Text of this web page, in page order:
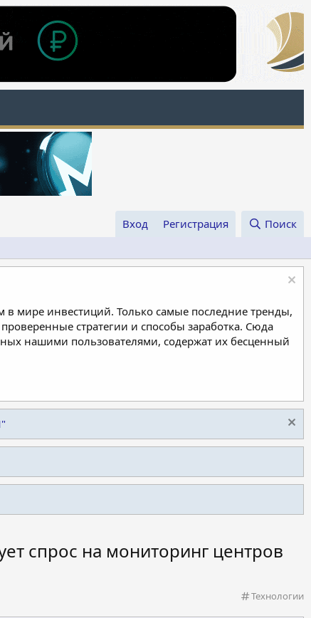
Вход Регистрация Поиск
мире инвестиций. Только самые последние тренды,
стратегии и способы заработка. Сюда
нашими пользователями, содержат их бесценный
спрос на мониторинг центров
К
Технологии